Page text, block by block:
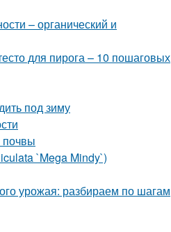
– органический и
для пирога – 10 пошаговых
под зиму
почвы
`Mega Mindy`)
урожая: разбираем по шагам